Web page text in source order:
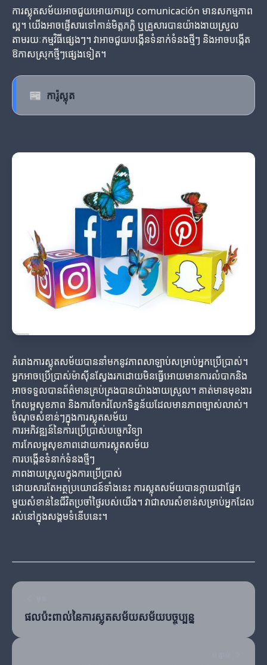
ការស្លុតសម័យអាចជួយអោយការប្រ comunicación មានសកម្មភាព
ល្អ។ យើងអាចផ្ញើសារទៅកាន់មិត្តភក្តិ ឬគ្រួសារបានយ៉ាងងាយស្រួល
តាមរយៈកម្មវិធីផ្សេងៗ។ វាអាចជួយបង្កើនទំនាក់ទំនងថ្មីៗ និងអាចបង្កើត
ឱកាសស្រុកថ្មីៗផ្សេងទៀត។
📰 ការ៉ូស្លុត
គំរោងការស្លុតសម័យបាននាំមកនូវភាពសាឡាប់សម្រាប់អ្នកប្រើប្រាស់។
អ្នកអាចប្រើប្រាស់ម៉ាស៊ីនស្វែងរកដោយមិនធ្វើអោយមានការលំបាកនិង
អាចទទួលបានព័ត៌មានគ្រប់គ្រងបានយ៉ាងងាយស្រួល។ គាត់មានមុខងារ
កែលម្អសុខភាព និងការចែករំលែកទិន្នន័យដែលមានភាពច្បាស់លាស់។
ចំណុចសំខាន់ៗក្នុងការស្លុតសម័យ
ការអភិវឌ្ឍន៍នៃការប្រើប្រាស់បច្ចេកវិទ្យា
ការកែលម្អសុខភាពដោយការស្លុតសម័យ
ការបង្កើនទំនាក់ទំនងថ្មីៗ
ភាពងាយស្រួលក្នុងការប្រើប្រាស់
ដោយសារតែអត្ថប្រយោជន៍ទាំងនេះ ការស្លុតសម័យបានក្លាយជាផ្នែក
មួយសំខាន់នៃជីវិតប្រចាំថ្ងៃរបស់យើង។ វាជាសារសំខាន់សម្រាប់អ្នកដែល
រស់នៅក្នុងសង្គមទំនើបនេះ។
ផលប៉ះពាល់នៃការស្លុតសម័យសម័យបច្ចុប្បន្ន